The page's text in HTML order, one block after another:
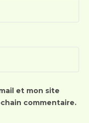
et mon site
commentaire.